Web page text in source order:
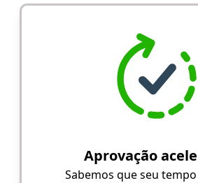
Aprovação
Sabemos que seu